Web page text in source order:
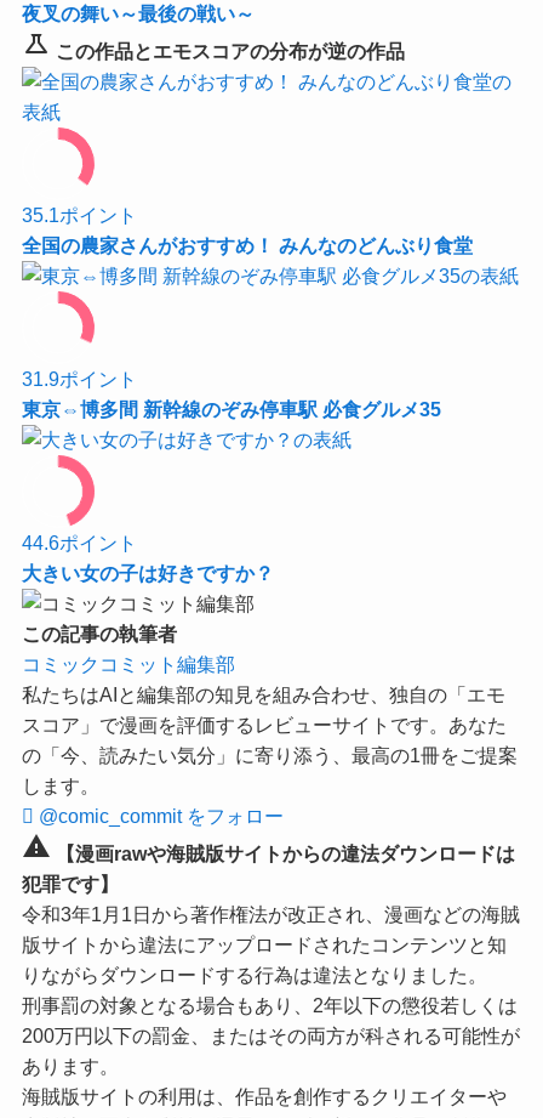
夜叉の舞い～最後の戦い～
science この作品とエモスコアの分布が逆の作品
35.1 ポイント
全国の農家さんがおすすめ！ みんなのどんぶり食堂
31.9ポイント
東京⇔博多間 新幹線のぞみ停車駅 必食グルメ35
44.6ポイント
大きい女の子は好きですか？
この記事の執筆者
コミックコミット編集部
私たちはAIと編集部の知見を組み合わせ、独自の「エモ
スコア」で漫画を評価するレビューサイトです。あなた
の「今、読みたい気分」に寄り添う、最高の1冊をご提案
します。
@comic_commit をフォロー
warning
【漫画rawや海賊版サイトからの違法ダウンロードは
犯罪です】
令和3年1月1日から著作権法が改正され、漫画などの海賊
版サイトから違法にアップロードされたコンテンツと知
りながらダウンロードする行為は違法となりました。
刑事罰の対象となる場合もあり、2年以下の懲役若しくは
200万円以下の罰金、またはその両方が科される可能性が
あります。
海賊版サイトの利用は、作品を創作するクリエイターや